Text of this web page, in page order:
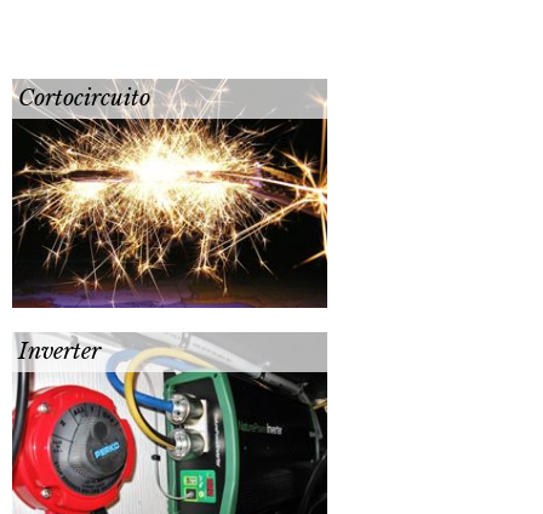
Cortocircuito
Inverter